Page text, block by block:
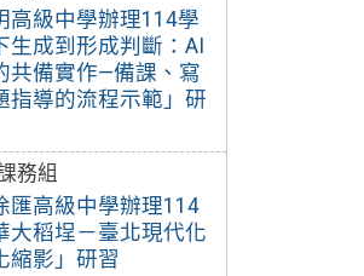
高級中學辦理114學
生成到形成判斷：AI
共備實作—備課、寫
指導的流程示範」研
務組
匯高級中學辦理114
大稻埕－臺北現代化
縮影」研習